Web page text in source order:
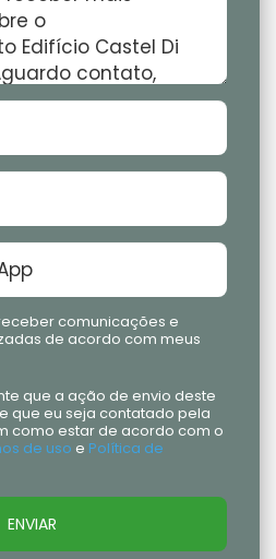
comunicações e
de acordo com meus
que a ação de envio deste
que eu seja contatado pela
como estar de acordo com o
de uso e Política de
ENVIAR